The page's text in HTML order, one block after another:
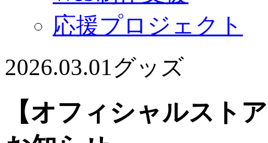
応援プロジェクト
2026.03.01グッズ
【オフィシャルスト